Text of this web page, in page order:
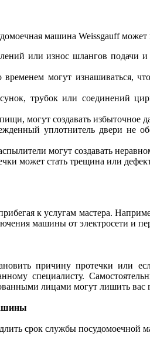
машина Weissgauff может
или износ шлангов подачи
могут изнашиваться,
трубок или соединений
могут создавать избыточное
уплотнитель двери не
могут создавать
может стать трещина или
к услугам мастера.
машины от электросети и
причину протечки или
специалисту.
лицами могут лишить вас
срок службы